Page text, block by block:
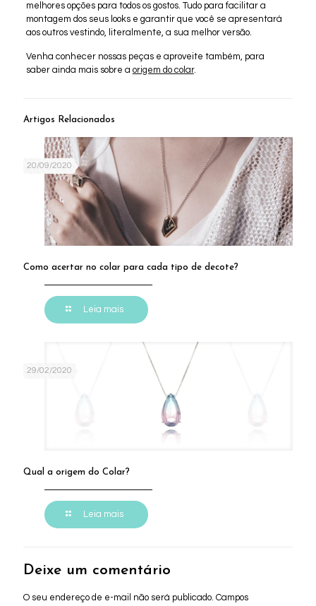
melhores opções para todos os gostos. Tudo para facilitar a
montagem dos seus looks e garantir que você se apresentará
aos outros vestindo, literalmente, a sua melhor versão.
Venha conhecer nossas peças e aproveite também, para
saber ainda mais sobre a origem do colar.
Artigos Relacionados
20/09/2020
Como acertar no colar para cada tipo de decote?
Leia mais
29/02/2020
Qual a origem do Colar?
Leia mais
Deixe um comentário
O seu endereço de e-mail não será publicado. Campos